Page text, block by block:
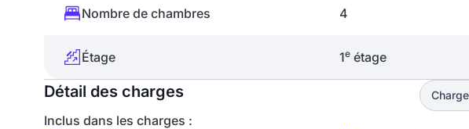
Nombre de chambres 4
Étage 1e étage
Détail des charges
Inclus dans les charges :